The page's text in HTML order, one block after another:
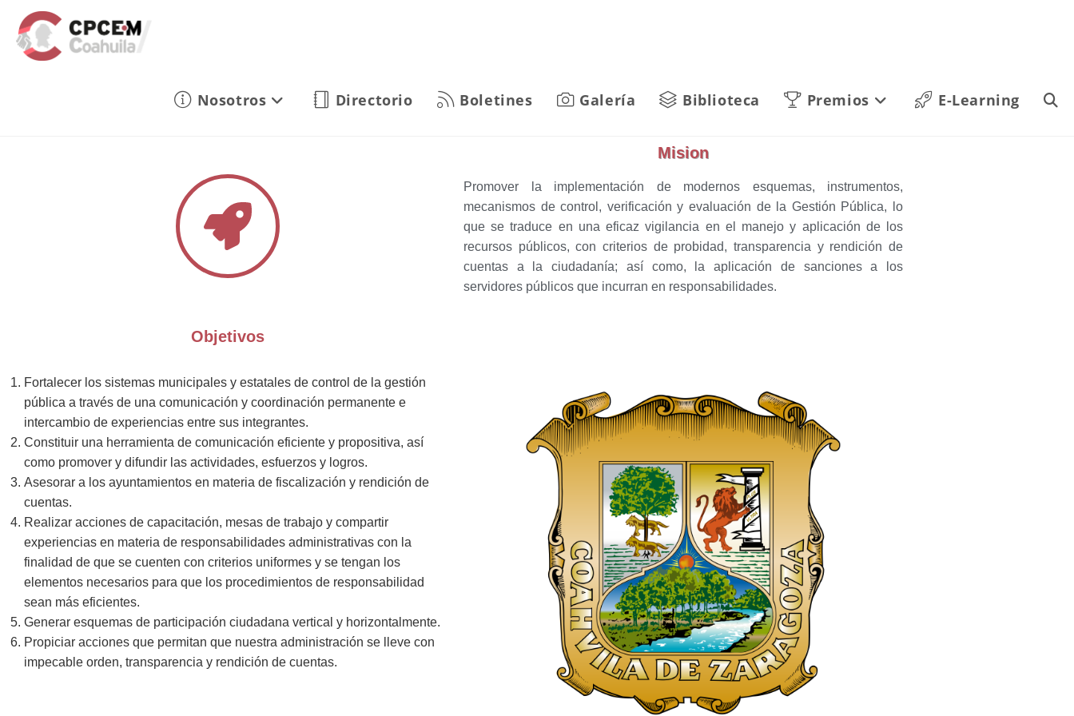
Nosotros Directorio Boletines Galería Biblioteca Premios E-Learning
Mision
Promover la implementación de modernos esquemas, instrumentos,
mecanismos de control, verificación y evaluación de la Gestión Pública, lo
que se traduce en una eficaz vigilancia en el manejo y aplicación de los
recursos públicos, con criterios de probidad, transparencia y rendición de
cuentas a la ciudadanía; así como, la aplicación de sanciones a los
servidores públicos que incurran en responsabilidades.
Objetivos
Fortalecer los sistemas municipales y estatales de control de la gestión
pública a través de una comunicación y coordinación permanente e
intercambio de experiencias entre sus integrantes.
Constituir una herramienta de comunicación eficiente y propositiva, así
como promover y difundir las actividades, esfuerzos y logros.
Asesorar a los ayuntamientos en materia de fiscalización y rendición de
cuentas.
Realizar acciones de capacitación, mesas de trabajo y compartir
experiencias en materia de responsabilidades administrativas con la
finalidad de que se cuenten con criterios uniformes y se tengan los
elementos necesarios para que los procedimientos de responsabilidad
sean más eficientes.
Generar esquemas de participación ciudadana vertical y horizontalmente.
Propiciar acciones que permitan que nuestra administración se lleve con
impecable orden, transparencia y rendición de cuentas.